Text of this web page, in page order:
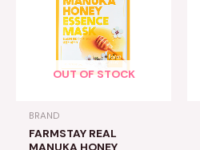
OUT OF STOCK
BRAND
FARMSTAY REAL
MANUKA HONEY